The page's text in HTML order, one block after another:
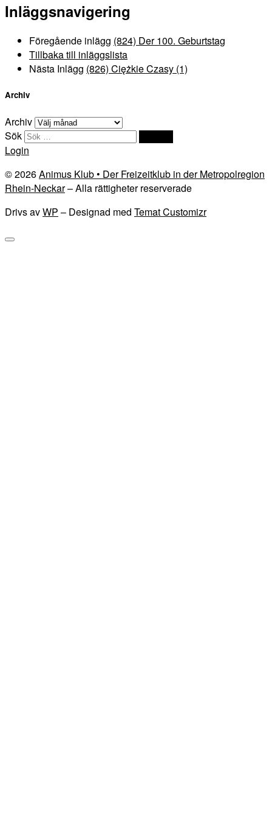
Inläggsnavigering
Föregående inlägg (824) Der 100. Geburtstag
Tillbaka till inläggslista
Nästa Inlägg (826) Ciężkie Czasy (1)
Archiv
Archiv
Sök
Login
© 2026Animus Klub • Der Freizeitklub in der Metropolregion
Rhein-Neckar– Alla rättigheter reserverade
Drivs avWP – Designad med Temat Customizr